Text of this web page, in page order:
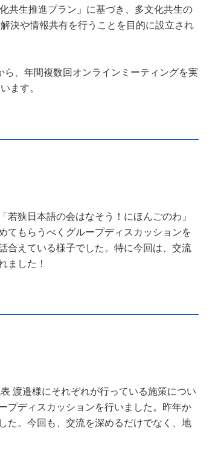
共生推進プラン」に基づき、多文化共生の
決や情報共有を行うことを目的に設立され
、年間複数回オンラインミーティングを実
ます。
狭日本語の会はなそう！にほんごのわ」
てもらうべくグループディスカッションを
合えている様子でした。特に今回は、交流
ました！
渡邉様にそれぞれが行っている施策につい
プディスカッションを行いました。昨年か
た。今回も、交流を深めるだけでなく、地